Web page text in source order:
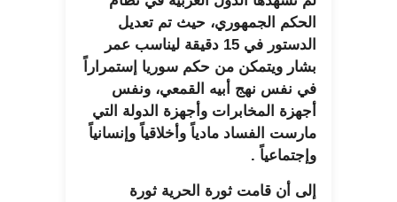
الحكم الجمهوري، حيث تم تعديل
الدستور في 15 دقيقة ليناسب عمر
بشار ويتمكن من حكم سوريا إستمراراً
في نفس نهج أبيه القمعي، ونفس
أجهزة المخابرات وأجهزة الدولة التي
مارست الفساد مادياً وأخلاقياً وإنسانياً
وإجتماعياً .
إلى أن قامت ثورة الحرية ثورة